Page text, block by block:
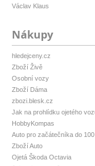
Václav Klaus
Nákupy
hledejceny.cz
Zboží Živě
Osobní vozy
Zboží Dáma
zbozi.blesk.cz
Jak na prohlídku ojetého
HobbyKompas
Auto pro začátečníka do
Zboží Auto
Ojetá Škoda Octavia